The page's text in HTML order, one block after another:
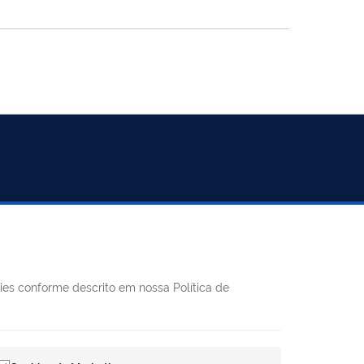
REDES SOCIAIS
conforme descrito em nossa Política de